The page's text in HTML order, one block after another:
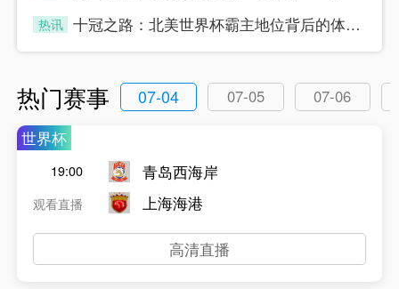
热讯
十冠之路：北美世界杯霸主地位背后的体能密码
热门赛事 07-04 07-05
07-06
世界杯
19:00
观看直播
青岛西海岸
上海海港
高清直播